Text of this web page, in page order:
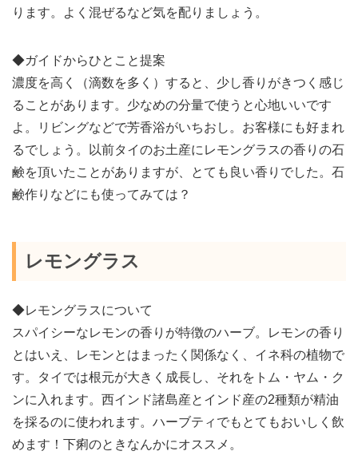
ります。よく混ぜるなど気を配りましょう。
◆ガイドからひとこと提案
濃度を高く（滴数を多く）すると、少し香りがきつく感じ
ることがあります。少なめの分量で使うと心地いいです
よ。リビングなどで芳香浴がいちおし。お客様にも好まれ
るでしょう。以前タイのお土産にレモングラスの香りの石
鹸を頂いたことがありますが、とても良い香りでした。石
鹸作りなどにも使ってみては？
レモングラス
◆レモングラスについて
スパイシーなレモンの香りが特徴のハーブ。レモンの香り
とはいえ、レモンとはまったく関係なく、イネ科の植物で
す。タイでは根元が大きく成長し、それをトム・ヤム・ク
ンに入れます。西インド諸島産とインド産の2種類が精油
を採るのに使われます。ハーブティでもとてもおいしく飲
めます！下痢のときなんかにオススメ。